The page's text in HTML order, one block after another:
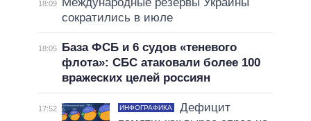
18:09
сократились в июле
18:05
База ФСБ и 6 судов «теневого
флота»: СБС атаковали более 100
вражеских целей россиян
17:52 ИНФОГРАФИКА
Дефицит